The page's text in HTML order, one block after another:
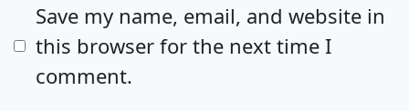
Save my name, email, and website in
this browser for the next time I
comment.